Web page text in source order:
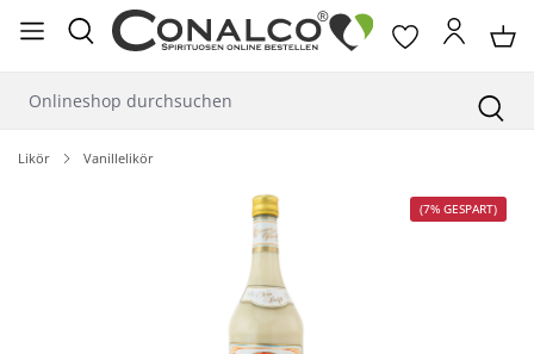
springen
Likör Vanillelikör
(7% GESPART)